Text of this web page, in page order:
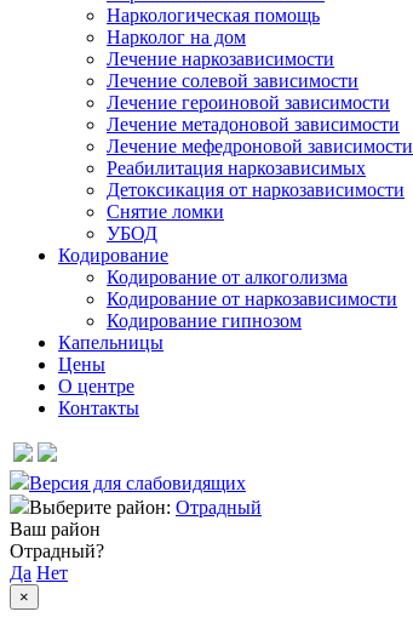
Наркологическая помощь
Нарколог на дом
Лечение наркозависимости
Лечение солевой зависимости
Лечение героиновой зависимости
Лечение метадоновой зависимости
Лечение мефедроновой зависимости
Реабилитация наркозависимых
Детоксикация от наркозависимости
Снятие ломки
УБОД
Кодирование
Кодирование от алкоголизма
Кодирование от наркозависимости
Кодирование гипнозом
Капельницы
Цены
О центре
Контакты
Версия для слабовидящих
Выберите район: Отрадный
Ваш район
Отрадный?
Да Нет
×